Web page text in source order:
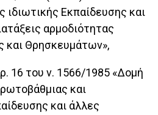
ιδιωτικής Εκπαίδευσης και
αρμοδιότητας
και Θρησκευμάτων»,
16 του ν. 1566/1985 «Δομή
και
και άλλες